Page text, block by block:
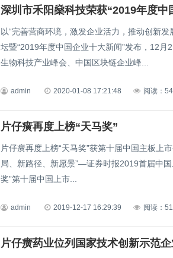
以“完善营商环境，激发企业活力，推动创新
坛暨“2019年度中国企业十大新闻”发布，12
生物科技产业峰会、中国区块链企业峰...
admin 2020-01-08 17:21:48 阅读：
片仔癀再度上榜“天马奖”
片仔癀再度上榜“天马奖”获第十届中国主板
局、新路径、新愿景”—证券时报2019首届中
奖”第十届中国上市...
admin 2019-12-17 16:29:39 阅读：
片仔癀药业位列国家技术创新示范